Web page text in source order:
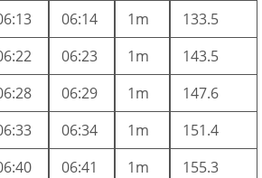
06:14 1m
133.5
06:23 1m
143.5
06:29 1m
147.6
06:34 1m
151.4
06:41 1m
155.3